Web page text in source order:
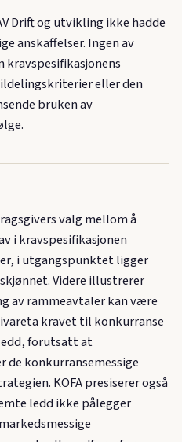
Drift og utvikling ikke hadde
anskaffelser. Ingen av
kravspesifikasjonens
eller den
bruken av
valg mellom å
i kravspesifikasjonen
i utgangspunktet ligger
Videre illustrerer
av rammeavtaler kan være
kravet til konkurranse
forutsatt at
konkurransemessige
KOFA presiserer også
ledd ikke pålegger